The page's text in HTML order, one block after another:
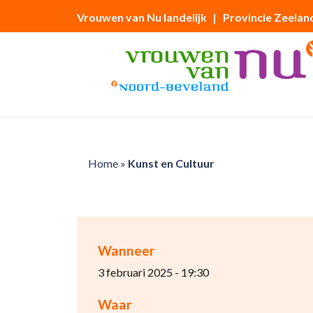
Vrouwen van Nu landelijk | Provincie
Home» Kunst en Cultuur
Wanneer
3 februari 2025 - 19:30
Waar